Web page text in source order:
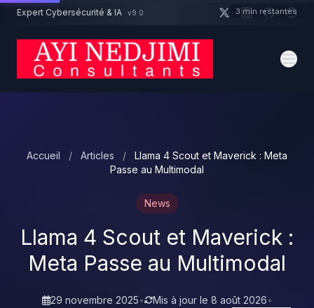
Aller au contenu principal
Expert Cybersécurité & IA v9.0
Accueil / Articles /
Llama 4 Scout et Maverick : Meta
Passe au Multimodal
News
Llama 4 Scout et Maverick :
Meta Passe au Multimodal
29 novembre 2025• Mis à jour le 8 août 2026•
Un projet cybersécurité ? 3 min restantes